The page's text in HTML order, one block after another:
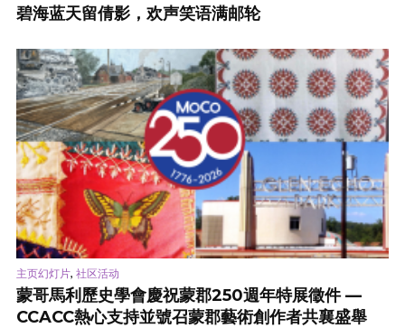
碧海蓝天留倩影，欢声笑语满邮轮
主页幻灯片, 社区活动
蒙哥馬利歷史學會慶祝蒙郡250週年特展徵件 —
CCACC熱心支持並號召蒙郡藝術創作者共襄盛舉